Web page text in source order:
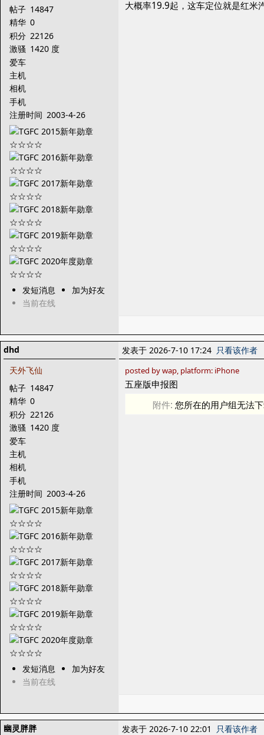
帖子 14847
精华 0
积分 22126
激骚 1420 度
爱车
主机
相机
手机
注册时间 2003-4-26
发短消息
加为好友
当前在线
大概率19.9起，这车定位就是红米
dhd
天外飞仙
帖子 14847
精华 0
积分 22126
激骚 1420 度
爱车
主机
相机
手机
注册时间 2003-4-26
发短消息
加为好友
当前在线
发表于 2026-7-10 17:24 只看该作者
posted by wap, platform: iPhone
五座版申报图
附件:您所在的用户组无法
幽灵胖胖
发表于 2026-7-10 22:01 只看该作者